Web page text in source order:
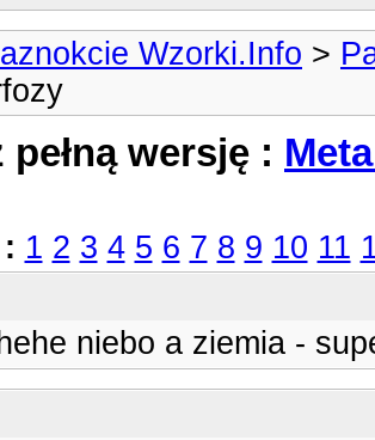
Wzorki.Info >
pełną wersję :
1 2 3 4 5 6 7 8 9 10 11
niebo a ziemia -